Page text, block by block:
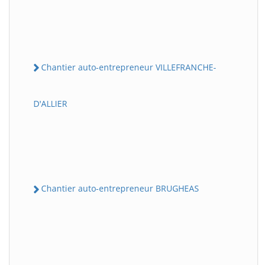
Chantier auto-entrepreneur VILLEFRANCHE-
D'ALLIER
Chantier auto-entrepreneur BRUGHEAS